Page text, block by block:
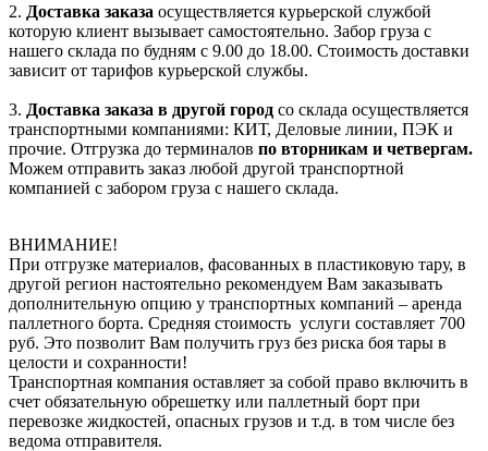
2. Доставка заказа осуществляется курьерской службой
которую клиент вызывает самостоятельно. Забор груза с
нашего склада по будням с 9.00 до 18.00. Стоимость доставки
зависит от тарифов курьерской службы.
3. Доставка заказа в другой город со склада осуществляется
транспортными компаниями: КИТ, Деловые линии, ПЭК и
прочие. Отгрузка до терминалов по вторникам и четвергам.
Можем отправить заказ любой другой транспортной
компанией с забором груза с нашего склада.
ВНИМАНИЕ!
При отгрузке материалов, фасованных в пластиковую тару, в
другой регион настоятельно рекомендуем Вам заказывать
дополнительную опцию у транспортных компаний – аренда
паллетного борта. Средняя стоимость услуги составляет 700
руб. Это позволит Вам получить груз без риска боя тары в
целости и сохранности!
Транспортная компания оставляет за собой право включить в
счет обязательную обрешетку или паллетный борт при
перевозке жидкостей, опасных грузов и т.д. в том числе без
ведома отправителя.